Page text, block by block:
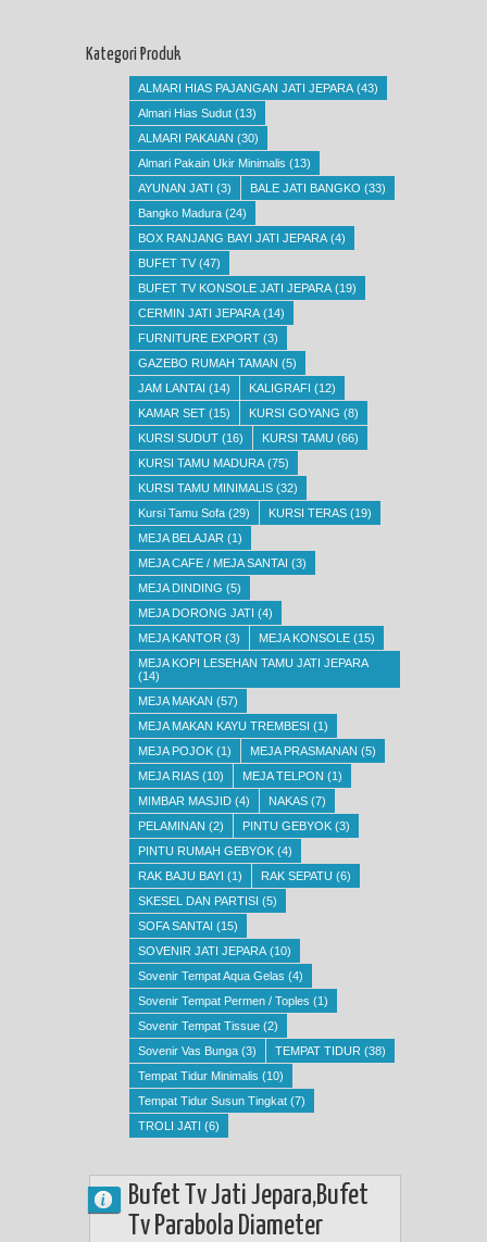
Kategori Produk
ALMARI HIAS PAJANGAN JATI JEPARA (43)
Almari Hias Sudut (13)
ALMARI PAKAIAN (30)
Almari Pakain Ukir Minimalis (13)
AYUNAN JATI (3) BALE JATI BANGKO (33)
Bangko Madura (24)
BOX RANJANG BAYI JATI JEPARA (4)
BUFET TV (47)
BUFET TV KONSOLE JATI JEPARA (19)
CERMIN JATI JEPARA (14)
FURNITURE EXPORT (3)
GAZEBO RUMAH TAMAN (5)
JAM LANTAI (14) KALIGRAFI (12)
KAMAR SET (15) KURSI GOYANG (8)
KURSI SUDUT (16) KURSI TAMU (66)
KURSI TAMU MADURA (75)
KURSI TAMU MINIMALIS (32)
Kursi Tamu Sofa (29) KURSI TERAS (19)
MEJA BELAJAR (1)
MEJA CAFE / MEJA SANTAI (3)
MEJA DINDING (5)
MEJA DORONG JATI (4)
MEJA KANTOR (3) MEJA KONSOLE (15)
MEJA KOPI LESEHAN TAMU JATI JEPARA
(14)
MEJA MAKAN (57)
MEJA MAKAN KAYU TREMBESI (1)
MEJA POJOK (1) MEJA PRASMANAN (5)
MEJA RIAS (10) MEJA TELPON (1)
MIMBAR MASJID (4) NAKAS (7)
PELAMINAN (2) PINTU GEBYOK (3)
PINTU RUMAH GEBYOK (4)
RAK BAJU BAYI (1) RAK SEPATU (6)
SKESEL DAN PARTISI (5)
SOFA SANTAI (15)
SOVENIR JATI JEPARA (10)
Sovenir Tempat Aqua Gelas (4)
Sovenir Tempat Permen / Toples (1)
Sovenir Tempat Tissue (2)
Sovenir Vas Bunga (3) TEMPAT TIDUR (38)
Tempat Tidur Minimalis (10)
Tempat Tidur Susun Tingkat (7)
TROLI JATI (6)
Bufet Tv Jati Jepara,Bufet
Tv Parabola Diameter